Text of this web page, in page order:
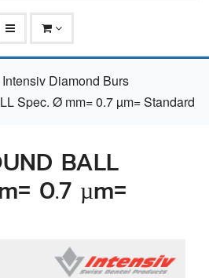
Intensiv Diamond Burs
Spec. Ø mm= 0.7 µm= Standard
BALL
0.7 µm=